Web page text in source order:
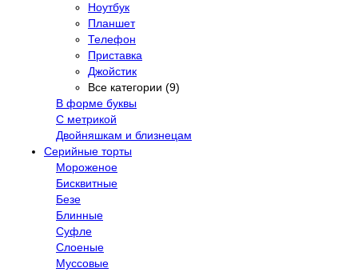
Ноутбук
Планшет
Телефон
Приставка
Джойстик
Все категории (9)
В форме буквы
С метрикой
Двойняшкам и близнецам
Серийные торты
Мороженое
Бисквитные
Безе
Блинные
Суфле
Слоеные
Муссовые